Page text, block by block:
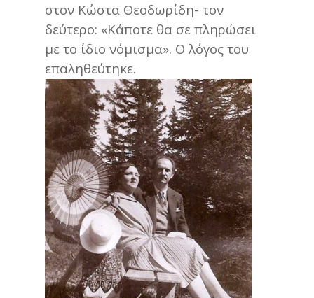
στον Κώστα Θεοδωρίδη- τον
δεύτερο: «Κάποτε θα σε πληρώσει
με το ίδιο νόμισμα». Ο λόγος του
επαληθεύτηκε.